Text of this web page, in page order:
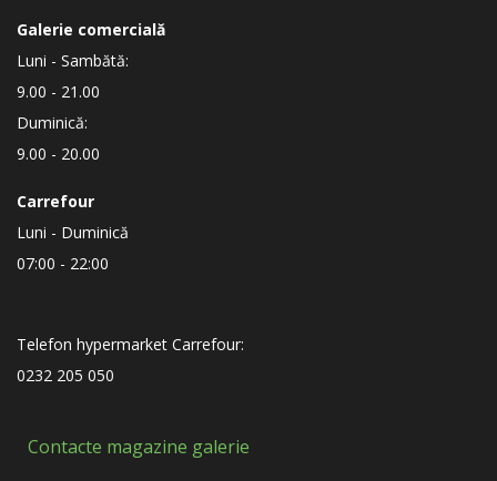
Galerie comercială
Luni - Sambătă:
9.00 - 21.00
Duminică:
9.00 - 20.00
Carrefour
Luni - Duminică
07:00 - 22:00
Telefon hypermarket Carrefour:
0232 205 050
Contacte magazine galerie